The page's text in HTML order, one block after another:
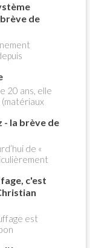
de
tout
nouvelle
de 15
20 ans, elle
dans notre
et
Pessey
- la brève de
de «
au profit du
c'est
est